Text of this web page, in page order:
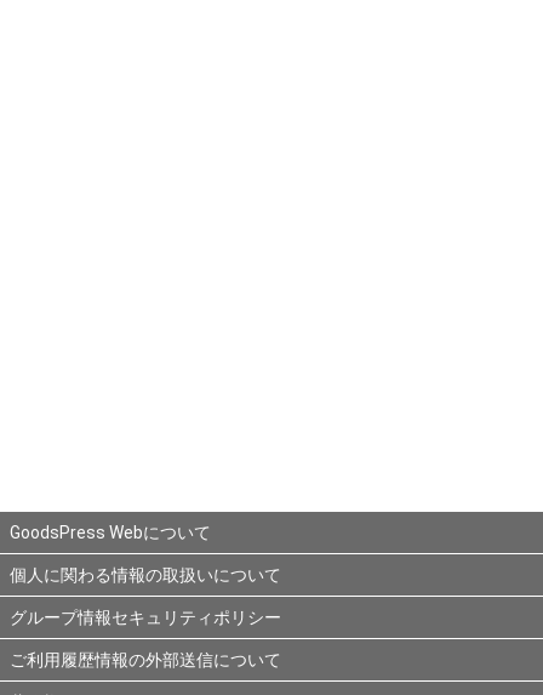
GoodsPress Webについて
個人に関わる情報の取扱いについて
グループ情報セキュリティポリシー
ご利用履歴情報の外部送信について